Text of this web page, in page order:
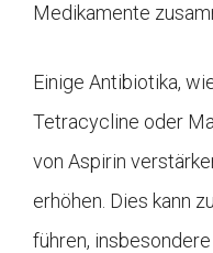
Medikamente
Einige Antibiotika,
Tetracycline oder
von Aspirin
erhöhen. Dies kann
führen,